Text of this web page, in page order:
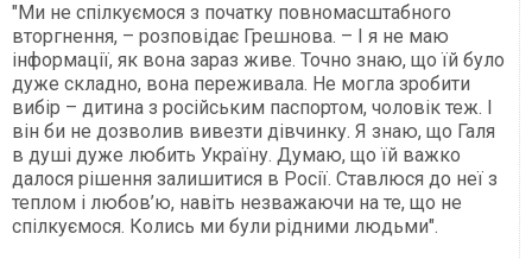
"Ми не спілкуємося з початку повномасштабного
вторгнення, – розповідає Грешнова. – І я не маю
інформації, як вона зараз живе. Точно знаю, що їй було
дуже складно, вона переживала. Не могла зробити
вибір – дитина з російським паспортом, чоловік теж. І
він би не дозволив вивезти дівчинку. Я знаю, що Галя
в душі дуже любить Україну. Думаю, що їй важко
далося рішення залишитися в Росії. Ставлюся до неї з
теплом і любов’ю, навіть незважаючи на те, що не
спілкуємося. Колись ми були рідними людьми".